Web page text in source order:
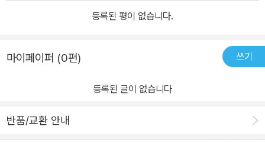
국인들의 이런 예민한 특성은 영화나 노래를 잘 만들고 반도체나 자
도 한다. 이 책은 ‘매우 예민한 사람들’에 대한 전문적인 연구와 상담
명, 예민성을 줄이는 방법을 제시하고 있어 관심이 있거나 관련 증상
잘 조절해 실력과 능력으로 전환시킨 사례 9가지가 제시되어 있다.
등록된 평이 없습니다.
마이페이퍼 (0편) 쓰기
등록된 글이 없습니다
반품/교환 안내